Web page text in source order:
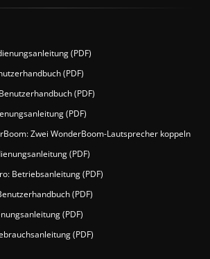
(PDF)
(PDF)
(PDF)
(PDF)
Zwei WonderBoom-Lautsprecher koppeln
(PDF)
Betriebsanleitung (PDF)
(PDF)
(PDF)
(PDF)